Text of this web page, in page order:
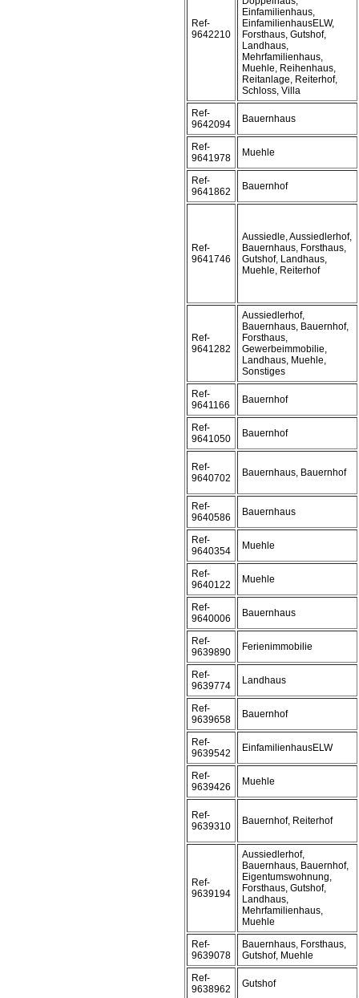
Ref-
9642210
Einfamilienhaus,
EinfamilienhausELW,
Forsthaus, Gutshof,
Landhaus,
Mehrfamilienhaus,
Muehle, Reihenhaus,
Reitanlage, Reiterhof,
Schloss, Villa
Ref-
9642094
Bauernhaus
Ref-
9641978
Muehle
Ref-
9641862
Bauernhof
Ref-
9641746
Aussiedle, Aussiedlerhof,
Bauernhaus, Forsthaus,
Gutshof, Landhaus,
Muehle, Reiterhof
Ref-
9641282
Aussiedlerhof,
Bauernhaus, Bauernhof,
Forsthaus,
Gewerbeimmobilie,
Landhaus, Muehle,
Sonstiges
Ref-
9641166
Bauernhof
Ref-
9641050
Bauernhof
Ref-
9640702
Bauernhaus, Bauernhof
Ref-
9640586
Bauernhaus
Ref-
9640354
Muehle
Ref-
9640122
Muehle
Ref-
9640006
Bauernhaus
Ref-
9639890
Ferienimmobilie
Ref-
9639774
Landhaus
Ref-
9639658
Bauernhof
Ref-
9639542
EinfamilienhausELW
Ref-
9639426
Muehle
Ref-
9639310
Bauernhof, Reiterhof
Ref-
9639194
Aussiedlerhof,
Bauernhaus, Bauernhof,
Eigentumswohnung,
Forsthaus, Gutshof,
Landhaus,
Mehrfamilienhaus,
Muehle
Ref-
9639078
Bauernhaus, Forsthaus,
Gutshof, Muehle
Ref-
9638962
Gutshof